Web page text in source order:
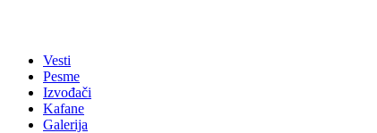
Vesti
Pesme
Izvođači
Kafane
Galerija